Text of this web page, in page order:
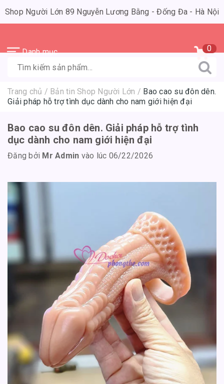
Shop Người Lớn 89 Nguyễn Lương Bằng - Đống Đa - Hà Nội
Danh mục 0
Trang chủ / Bản tin Shop Người Lớn / Bao cao su đôn dên.
Giải pháp hỗ trợ tình dục dành cho nam giới hiện đại
Bao cao su đôn dên. Giải pháp hỗ trợ tình
dục dành cho nam giới hiện đại
Đăng bởi Mr Admin vào lúc 06/22/2026